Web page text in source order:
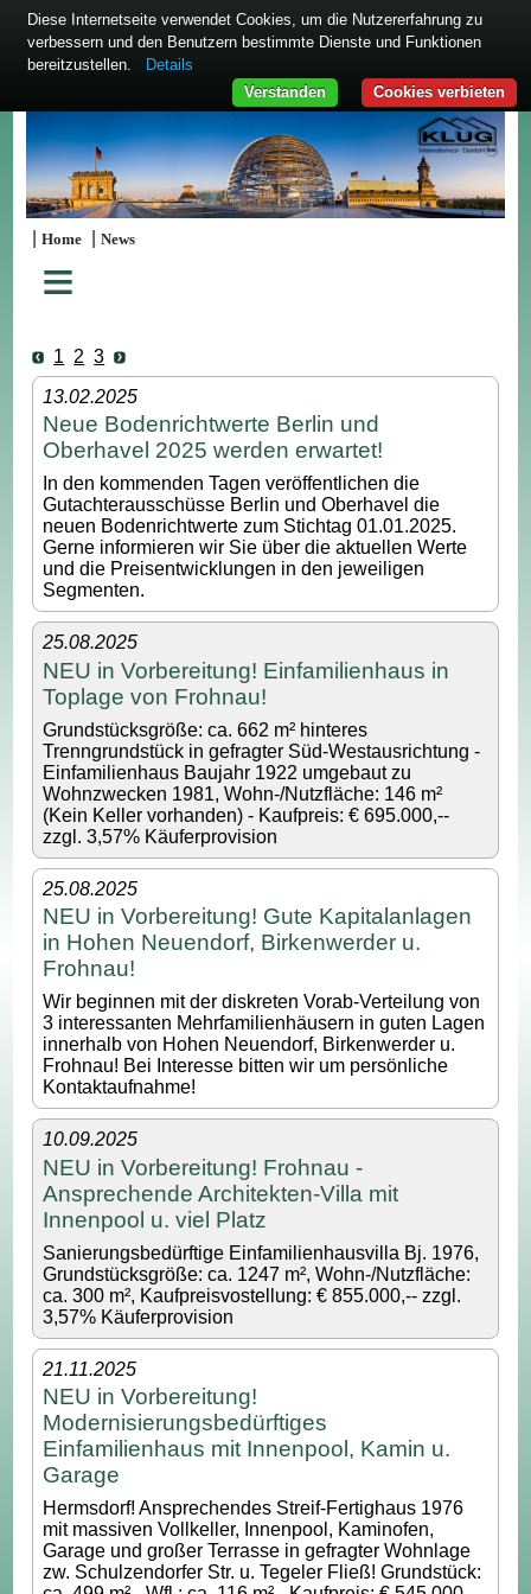
|Home |News
≡
1 2 3
13.02.2025
Neue Bodenrichtwerte Berlin und
Oberhavel 2025 werden erwartet!
In den kommenden Tagen veröffentlichen die
Gutachterausschüsse Berlin und Oberhavel die
neuen Bodenrichtwerte zum Stichtag 01.01.2025.
Gerne informieren wir Sie über die aktuellen Werte
und die Preisentwicklungen in den jeweiligen
Segmenten.
25.08.2025
NEU in Vorbereitung! Einfamilienhaus in
Toplage von Frohnau!
Grundstücksgröße: ca. 662 m² hinteres
Trenngrundstück in gefragter Süd-Westausrichtung -
Einfamilienhaus Baujahr 1922 umgebaut zu
Wohnzwecken 1981, Wohn-/Nutzfläche: 146 m²
(Kein Keller vorhanden) - Kaufpreis: € 695.000,--
zzgl. 3,57% Käuferprovision
25.08.2025
NEU in Vorbereitung! Gute Kapitalanlagen
in Hohen Neuendorf, Birkenwerder u.
Frohnau!
Wir beginnen mit der diskreten Vorab-Verteilung von
3 interessanten Mehrfamilienhäusern in guten Lagen
innerhalb von Hohen Neuendorf, Birkenwerder u.
Frohnau! Bei Interesse bitten wir um persönliche
Kontaktaufnahme!
10.09.2025
NEU in Vorbereitung! Frohnau -
Ansprechende Architekten-Villa mit
Innenpool u. viel Platz
Sanierungsbedürftige Einfamilienhausvilla Bj. 1976,
Grundstücksgröße: ca. 1247 m², Wohn-/Nutzfläche:
ca. 300 m², Kaufpreisvostellung: € 855.000,-- zzgl.
3,57% Käuferprovision
21.11.2025
NEU in Vorbereitung!
Modernisierungsbedürftiges
Einfamilienhaus mit Innenpool, Kamin u.
Garage
Hermsdorf! Ansprechendes Streif-Fertighaus 1976
mit massiven Vollkeller, Innenpool, Kaminofen,
Garage und großer Terrasse in gefragter Wohnlage
zw. Schulzendorfer Str. u. Tegeler Fließ! Grundstück:
Diese Internetseite verwendet Cookies, um die Nutzererfahrung zu
verbessern und den Benutzern bestimmte Dienste und Funktionen
bereitzustellen.
Details
Cookies verbieten
Verstanden